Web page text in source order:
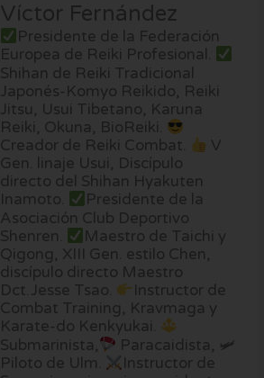
Víctor Fernández
Presidente de la Federación
Europea de Reiki Profesional.
Shihan de Reiki Tradicional
Japonés-Komyo Reikido, Reiki
Jitsu, Usui Tibetano, Karuna
Reiki, Okuna, BioReiki.
Creador de Reiki Combat.
V
Gen. linaje Usui, Discípulo
directo del Shihan Hyakuten
Inamoto.
Presidente de la
Asociación Club Deportivo
Shenren.
Maestro de Taichi y
Qigong, XIII Gen. estilo Chen,
discípulo directo Maestro
Dct.Jesse Tsao.
Instructor de
Combat Training, Kravmaga y
Karate-do Kenkyukai.
Submarinista,
Paracaidista, 🛩
Piloto de Ulm.
Instructor de